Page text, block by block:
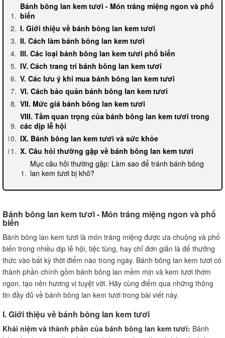
Bánh bông lan kem tươi - Món tráng miệng ngon và phổ
biến
I. Giới thiệu về bánh bông lan kem tươi
II. Cách làm bánh bông lan kem tươi
III. Các loại bánh bông lan kem tươi phổ biến
IV. Cách trang trí bánh bông lan kem tươi
V. Các lưu ý khi mua bánh bông lan kem tươi
VI. Cách bảo quản bánh bông lan kem tươi
VII. Mức giá bánh bông lan kem tươi
VIII. Tầm quan trọng của bánh bông lan kem tươi trong
các dịp lễ hội
IX. Bánh bông lan kem tươi và sức khỏe
X. Câu hỏi thường gặp về bánh bông lan kem tươi
Mục câu hỏi thường gặp: Làm sao để tránh bánh bông
lan kem tươi bị khô?
Bánh bông lan kem tươi - Món tráng miệng ngon và phổ
biến
Bánh bông lan kem tươi là món tráng miệng được ưa chuộng và phổ
biến trong nhiều dịp lễ hội, tiệc tùng, hay chỉ đơn giản là để thưởng
thức vào bất kỳ thời điểm nào trong ngày. Bánh bông lan kem tươi có
thành phần chính gồm bánh bông lan mềm mịn và kem tươi thơm
ngon, tạo nên hương vị tuyệt vời. Hãy cùng điểm qua những thông
tin đầy đủ về bánh bông lan kem tươi trong bài viết này.
I. Giới thiệu về bánh bông lan kem tươi
Khái niệm và thành phần của bánh bông lan kem tươi: Bánh